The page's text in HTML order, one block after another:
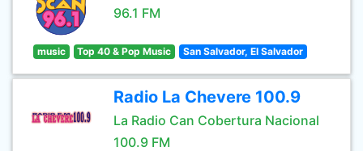
96.1 FM
music Top 40 & Pop Music San Salvador, El Salvador
Radio La Chevere 100.9
La Radio Can Cobertura Nacional
100.9 FM